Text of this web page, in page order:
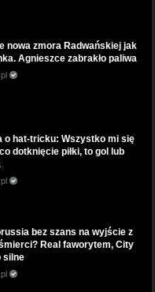
nowa zmora Radwańskiej jak
Agnieszce zabrakło paliwa
o hat-tricku: Wszystko mi się
dotknięcie piłki, to gol lub
bez szans na wyjście z
Real faworytem, City
silne